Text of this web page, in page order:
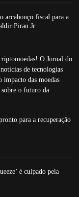
arcabouço fiscal para a
Piran Jr
O Jornal do
de tecnologias
impacto das moedas
sobre o futuro da
para a recuperação
é culpado pela